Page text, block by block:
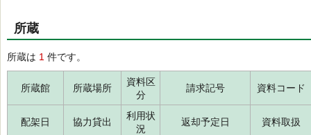
所蔵
所蔵は 1 件です。
所蔵館 所蔵場所
資料区
分
請求記号 資料コード
配架日 協力貸出
利用状
況
返却予定日 資料取扱